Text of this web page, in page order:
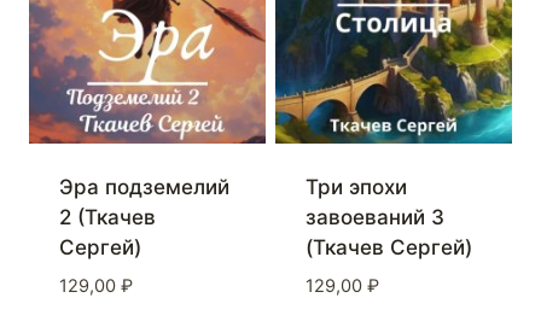
Эра подземелий
2 (Ткачев
Сергей)
129,00 ₽
Три эпохи
завоеваний 3
(Ткачев Сергей)
129,00 ₽